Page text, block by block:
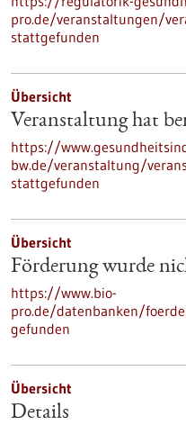
pro.de/veranstaltungen/
stattgefunden
Übersicht
Veranstaltung hat
https://
bw.de/veranstaltung/
stattgefunden
Übersicht
Förderung wurde
https://www.bio-
pro.de/datenbanken/
gefunden
Übersicht
Details